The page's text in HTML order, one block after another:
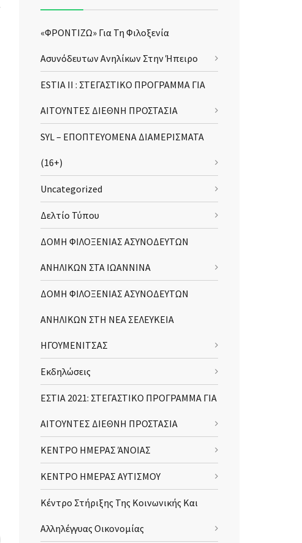
«ΦΡΟΝΤΙΖΩ» Για Τη Φιλοξενία
Ασυνόδευτων Ανηλίκων Στην Ήπειρο
ESTIA II : ΣΤΕΓΑΣΤΙΚΟ ΠΡΟΓΡΑΜΜΑ ΓΙΑ
ΑΙΤΟΥΝΤΕΣ ΔΙΕΘΝΗ ΠΡΟΣΤΑΣΙΑ
SYL – ΕΠΟΠΤΕΥΟΜΕΝΑ ΔΙΑΜΕΡΙΣΜΑΤΑ
(16+)
Uncategorized
Δελτίο Τύπου
ΔΟΜΗ ΦΙΛΟΞΕΝΙΑΣ ΑΣΥΝΟΔΕΥΤΩΝ
ΑΝΗΛΙΚΩΝ ΣΤΑ ΙΩΑΝΝΙΝΑ
ΔΟΜΗ ΦΙΛΟΞΕΝΙΑΣ ΑΣΥΝΟΔΕΥΤΩΝ
ΑΝΗΛΙΚΩΝ ΣΤΗ ΝΕΑ ΣΕΛΕΥΚΕΙΑ
ΗΓΟΥΜΕΝΙΤΣΑΣ
Εκδηλώσεις
ΕΣΤΙΑ 2021: ΣΤΕΓΑΣΤΙΚΟ ΠΡΟΓΡΑΜΜΑ ΓΙΑ
ΑΙΤΟΥΝΤΕΣ ΔΙΕΘΝΗ ΠΡΟΣΤΑΣΙΑ
ΚΕΝΤΡΟ ΗΜΕΡΑΣ ΆΝΟΙΑΣ
ΚΕΝΤΡΟ ΗΜΕΡΑΣ ΑΥΤΙΣΜΟΥ
Κέντρο Στήριξης Της Κοινωνικής Και
Αλληλέγγυας Οικονομίας